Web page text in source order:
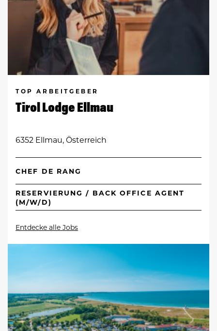
TOP ARBEITGEBER
Tirol Lodge Ellmau
6352 Ellmau, Österreich
CHEF DE RANG
RESERVIERUNG / BACK OFFICE AGENT
(M/W/D)
Entdecke alle Jobs